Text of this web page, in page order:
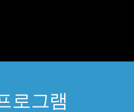
로그램